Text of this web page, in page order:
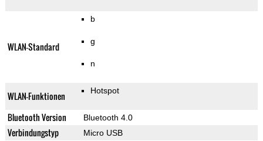
WLAN-Standard
b
g
n
WLAN-Funktionen Hotspot
Bluetooth Version Bluetooth 4.0
Verbindungstyp Micro USB